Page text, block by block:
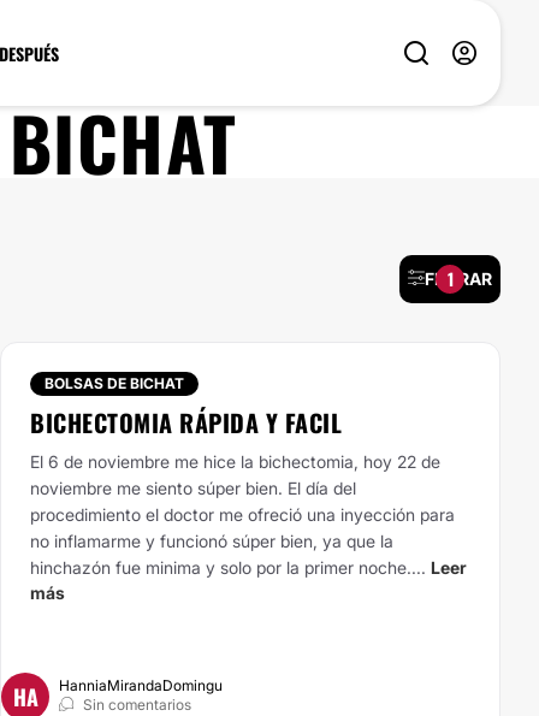
FILTRAR
1
BOLSAS DE BICHAT
BICHECTOMIA RÁPIDA Y FACIL
El 6 de noviembre me hice la bichectomia, hoy 22 de
noviembre me siento súper bien. El día del
procedimiento el doctor me ofreció una inyección para
no inflamarme y funcionó súper bien, ya que la
hinchazón fue minima y solo por la primer noche.... Leer
más
HA
HanniaMirandaDomingu
Sin comentarios